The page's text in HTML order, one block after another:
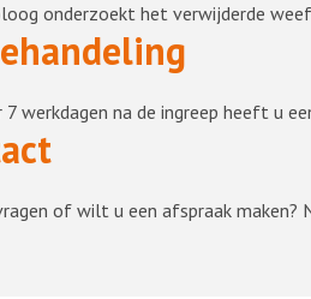
onderzoekt het verwijderde
7 werkdagen na de ingreep heeft u
of wilt u een afspraak maken?